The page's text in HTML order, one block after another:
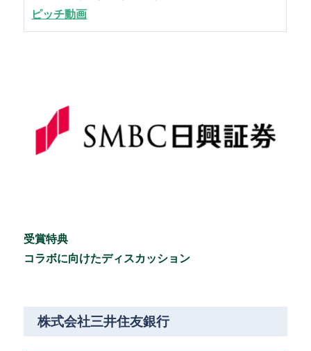
ピッチ動画
受賞特典
コラボに向けたディスカッション
株式会社三井住友銀行